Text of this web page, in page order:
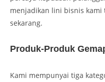
menjadikan lini bisnis kami
sekarang.
Produk-Produk
Kami mempunyai tiga